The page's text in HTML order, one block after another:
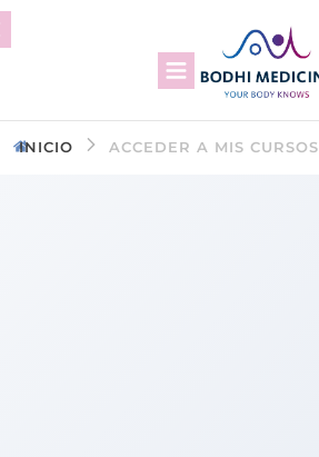
INICIO ACCEDER A MIS CURSOS